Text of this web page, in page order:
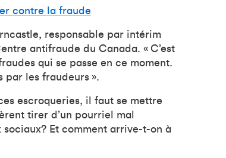
contre la fraude
responsable par intérim
antifraude du Canada. « C’est
qui se passe en ce moment.
par les fraudeurs ».
escroqueries, il faut se mettre
tirer d’un pourriel mal
Et comment arrive-t-on à